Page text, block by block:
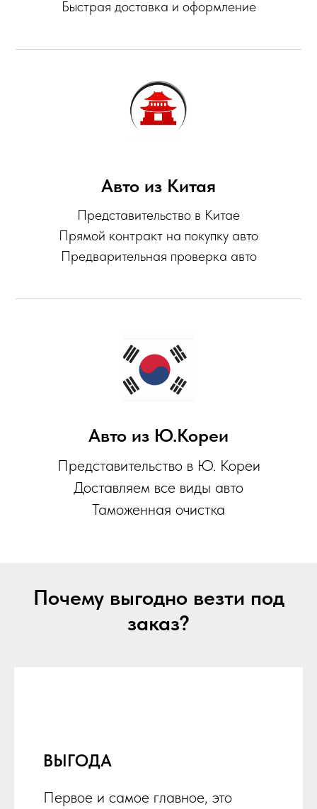
Быстрая доставка и оформление
Авто из Китая
Представительство в Китае
Прямой контракт на покупку авто
Предварительная проверка авто
Авто из Ю.Кореи
Представительство в Ю. Кореи
Доставляем все виды авто
Таможенная очистка
Почему выгодно везти под
заказ?
ВЫГОДА
Первое и самое главное, это